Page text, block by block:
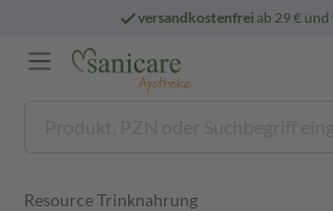
versandkostenfreiab 29 €
Resource Trinknahrung